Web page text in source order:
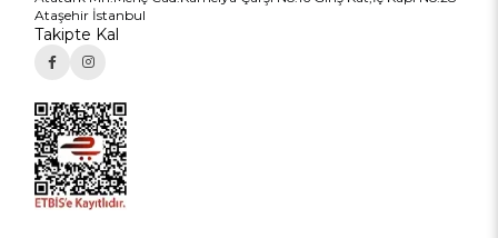
Ataşehir İstanbul
Takipte Kal